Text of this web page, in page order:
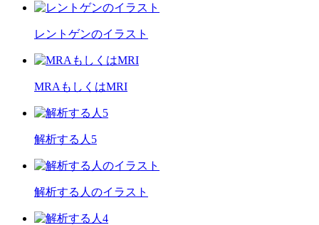
レントゲンのイラスト
MRAもしくはMRI
解析する人5
解析する人のイラスト